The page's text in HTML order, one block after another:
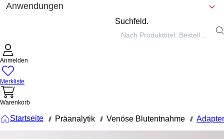
Anwendungen
Suchfeld.
Anmelden
Merkliste
Warenkorb
Startseite /// Präanalytik /// Venöse Blutentnahme /// Adapter